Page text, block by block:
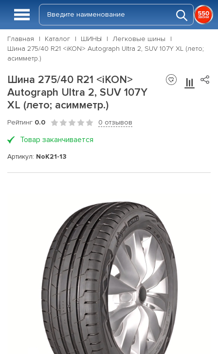
Главная Каталог ШИНЫ
Легковые шины
Шина 275/40 R21 <iKON> Autograph Ultra 2, SUV 107Y XL (лето;
асимметр.)
Шина 275/40 R21 <iKON>
Autograph Ultra 2, SUV 107Y
XL (лето; асимметр.)
Рейтинг 0.0 0 отзывов
Товар заканчивается
Артикул: NoK21-13